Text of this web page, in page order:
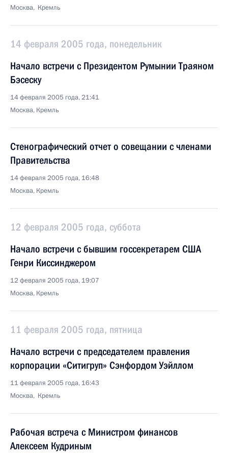
Москва, Кремль
14 февраля 2005 года, понедельник
Начало встречи с Президентом Румынии Траяном
Бэсеску
14 февраля 2005 года, 21:41
Москва, Кремль
Стенографический отчет о совещании с членами
Правительства
14 февраля 2005 года, 16:48
Москва, Кремль
12 февраля 2005 года, суббота
Начало встречи с бывшим госсекретарем США
Генри Киссинджером
12 февраля 2005 года, 19:07
Москва, Кремль
11 февраля 2005 года, пятница
Начало встречи с председателем правления
корпорации «Ситигруп» Сэнфордом Уэйллом
11 февраля 2005 года, 16:43
Москва, Кремль
Рабочая встреча с Министром финансов
Алексеем Кудриным